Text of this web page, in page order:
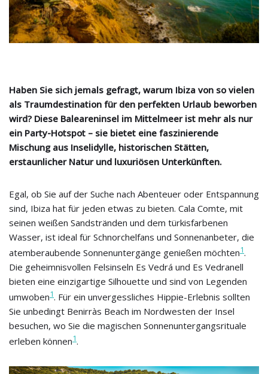
Haben Sie sich jemals gefragt, warum Ibiza von so vielen
als Traumdestination für den perfekten Urlaub beworben
wird? Diese Baleareninsel im Mittelmeer ist mehr als nur
ein Party-Hotspot – sie bietet eine faszinierende
Mischung aus Inselidylle, historischen Stätten,
erstaunlicher Natur und luxuriösen Unterkünften.
Egal, ob Sie auf der Suche nach Abenteuer oder Entspannung
sind, Ibiza hat für jeden etwas zu bieten. Cala Comte, mit
seinen weißen Sandstränden und dem türkisfarbenen
Wasser, ist ideal für Schnorchelfans und Sonnenanbeter, die
atemberaubende Sonnenuntergänge genießen möchten1.
Die geheimnisvollen Felsinseln Es Vedrá und Es Vedranell
bieten eine einzigartige Silhouette und sind von Legenden
umwoben1. Für ein unvergessliches Hippie-Erlebnis sollten
Sie unbedingt Benirràs Beach im Nordwesten der Insel
besuchen, wo Sie die magischen Sonnenuntergangsrituale
erleben können1.